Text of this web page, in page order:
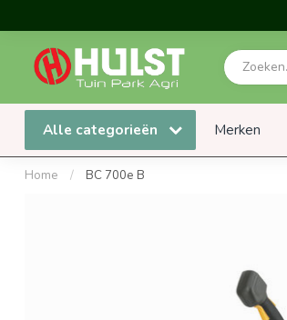
Alle categorieën Merken
Home / BC 700e B